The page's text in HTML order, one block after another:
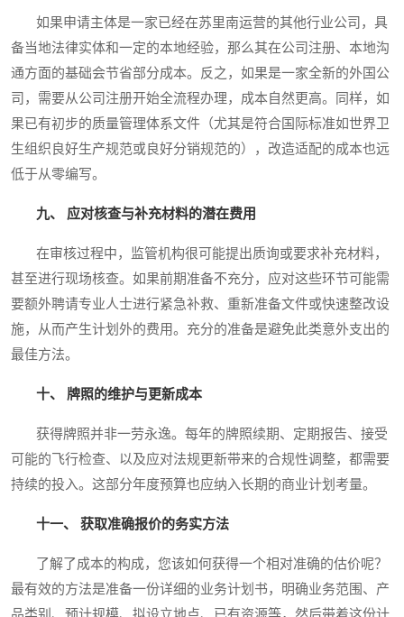
如果申请主体是一家已经在苏里南运营的其他行业公司，具
备当地法律实体和一定的本地经验，那么其在公司注册、本地沟
通方面的基础会节省部分成本。反之，如果是一家全新的外国公
司，需要从公司注册开始全流程办理，成本自然更高。同样，如
果已有初步的质量管理体系文件（尤其是符合国际标准如世界卫
生组织良好生产规范或良好分销规范的），改造适配的成本也远
低于从零编写。
九、 应对核查与补充材料的潜在费用
在审核过程中，监管机构很可能提出质询或要求补充材料，
甚至进行现场核查。如果前期准备不充分，应对这些环节可能需
要额外聘请专业人士进行紧急补救、重新准备文件或快速整改设
施，从而产生计划外的费用。充分的准备是避免此类意外支出的
最佳方法。
十、 牌照的维护与更新成本
获得牌照并非一劳永逸。每年的牌照续期、定期报告、接受
可能的飞行检查、以及应对法规更新带来的合规性调整，都需要
持续的投入。这部分年度预算也应纳入长期的商业计划考量。
十一、 获取准确报价的务实方法
了解了成本的构成，您该如何获得一个相对准确的估价呢？
最有效的方法是准备一份详细的业务计划书，明确业务范围、产
品类别、预计规模、拟设立地点、已有资源等，然后带着这份计